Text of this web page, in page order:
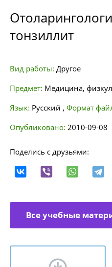
тонзиллит
Вид работы: Другое
Предмет: Медицина,
Язык: Русский , Формат
Опубликовано: 2010-09-08
Поделись с друзьями:
Все учебные